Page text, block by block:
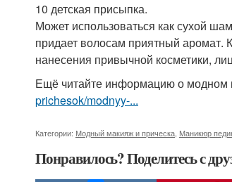
10 детская присыпка.
Может использоваться как сухой
придает волосам приятный аромат.
нанесения привычной косметики,
Ещё читайте информацию о модном
prichesok/modnyy-...
Категории: Модный макияж и прическа Маникюр
Понравилось? Поделитесь с